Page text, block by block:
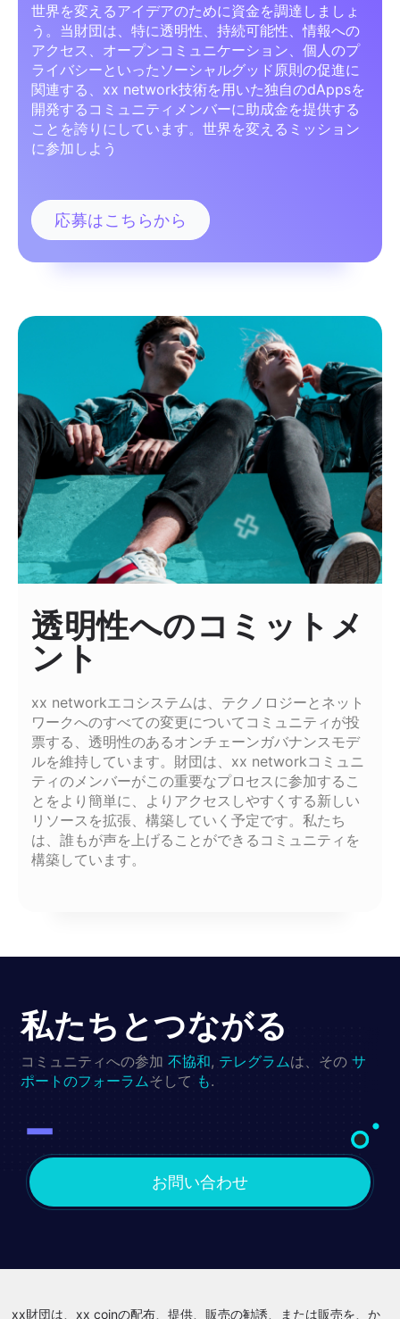
世界を変えるアイデアのために資金を調達しましょ
う。当財団は、特に透明性、持続可能性、情報への
アクセス、オープンコミュニケーション、個人のプ
ライバシーといったソーシャルグッド原則の促進に
関連する、xx network技術を用いた独自のdAppsを
開発するコミュニティメンバーに助成金を提供する
ことを誇りにしています。世界を変えるミッション
に参加しよう
応募はこちらから
透明性へのコミットメ
ント
xx networkエコシステムは、テクノロジーとネット
ワークへのすべての変更についてコミュニティが投
票する、透明性のあるオンチェーンガバナンスモデ
ルを維持しています。財団は、xx networkコミュニ
ティのメンバーがこの重要なプロセスに参加するこ
とをより簡単に、よりアクセスしやすくする新しい
リソースを拡張、構築していく予定です。私たち
は、誰もが声を上げることができるコミュニティを
構築しています。
私たちとつながる
コミュニティへの参加 不協和, テレグラムは、その サ
ポートのフォーラムそして も.
お問い合わせ
xx財団は、xx coinの配布、提供、販売の勧誘、または販売を、か